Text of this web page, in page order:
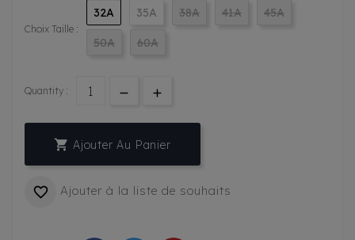
Choix Taille :
32A 35A 38A 41A 45A
50A 60A
Quantity :
 Ajouter Au Panier
 Ajouter à la liste de souhaits